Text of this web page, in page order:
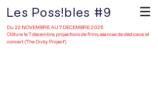
Les Poss!bles #9
Du 22 NOVEMBRE AU 7 DECEMBRE 2025
Clôture le 7 décembre, projections de films, séances de dédicace, et
concert ('The Divky Project')